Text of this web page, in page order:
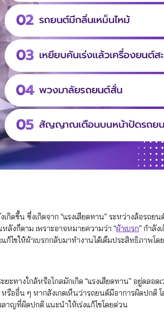
กิดขึ้น ซึ่งเกิดจาก “แรงเสียดทาน” ระหว่างล้อรถ
ลังก็ตาม เพราะอาจหมายความว่า “ผ้าเบรก” กำลัง
ไขให้ผ้าเบรกกลับมาทำงานได้เต็มประสิทธิภาพโด
างใกล้หรือไกลมักเกิด “แรงเสียดทาน” อยู่ตลอดเ
ออื่น ๆ หากสังเกตเห็นว่ารถยนต์มีอาการผิดปกติ
าญที่ผิดปกติ แนะนำให้เร่งแก้ไขโดยด่วน